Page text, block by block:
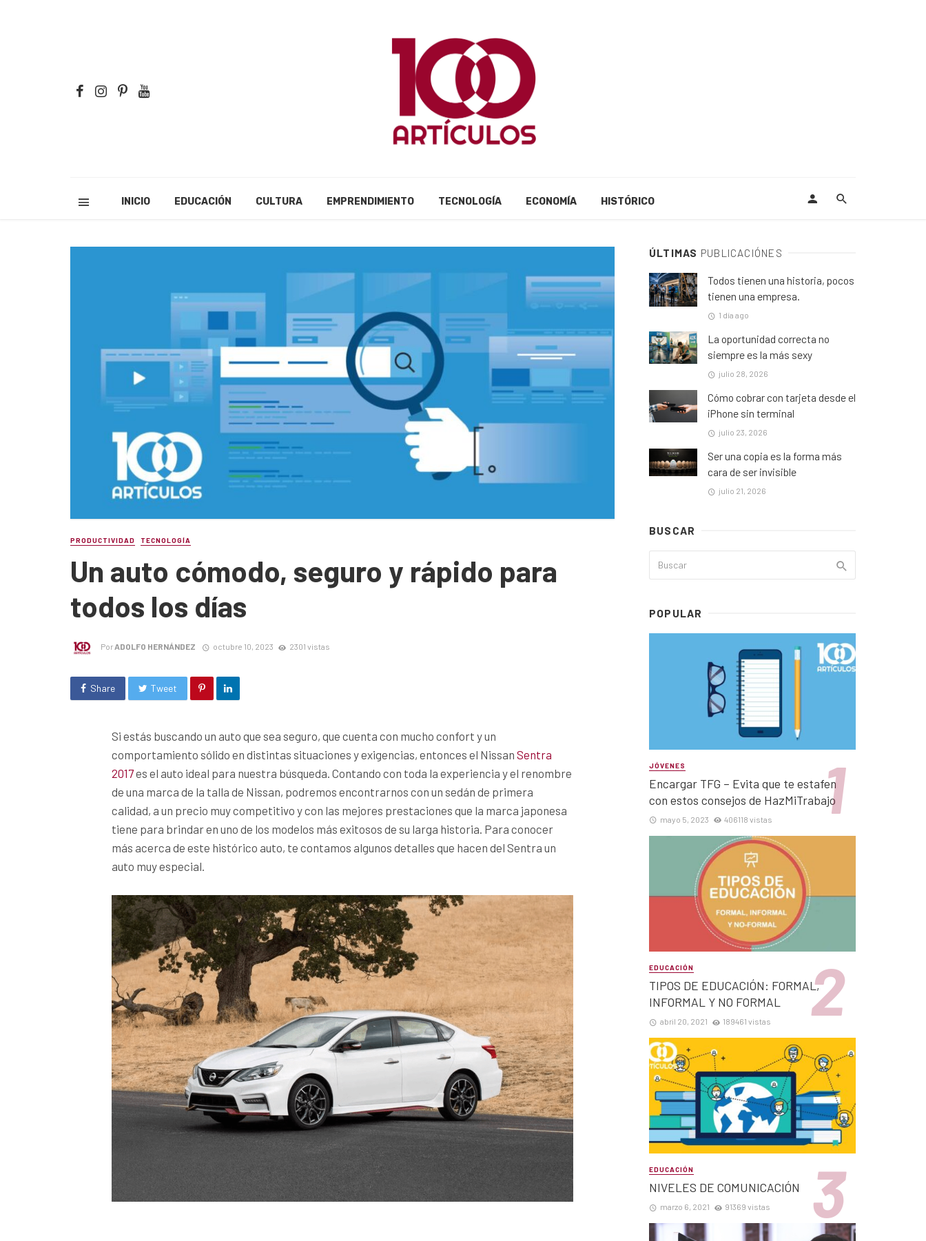
INICIO EDUCACIÓN CULTURA EMPRENDIMIENTO TECNOLOGÍA ECONOMÍA HISTÓRICO
PRODUCTIVIDAD TECNOLOGÍA
Un auto cómodo, seguro y rápido para
todos los días
Por ADOLFO HERNÁNDEZ octubre 10, 2023 2301 vistas
Share Tweet
Si estás buscando un auto que sea seguro, que cuenta con mucho confort y un
comportamiento sólido en distintas situaciones y exigencias, entonces el Nissan Sentra
2017es el auto ideal para nuestra búsqueda. Contando con toda la experiencia y el renombre
de una marca de la talla de Nissan, podremos encontrarnos con un sedán de primera
calidad, a un precio muy competitivo y con las mejores prestaciones que la marca japonesa
tiene para brindar en uno de los modelos más exitosos de su larga historia. Para conocer
más acerca de este histórico auto, te contamos algunos detalles que hacen del Sentra un
auto muy especial.
ÚLTIMAS PUBLICACIÓNES
Todos tienen una historia, pocos
tienen una empresa.
1 día ago
La oportunidad correcta no
siempre es la más sexy
julio 28, 2026
Cómo cobrar con tarjeta desde el
iPhone sin terminal
julio 23, 2026
Ser una copia es la forma más
cara de ser invisible
julio 21, 2026
BUSCAR
POPULAR
JÓVENES
Encargar TFG – Evita que te estafen
con estos consejos de HazMiTrabajo
mayo 5, 2023 406118 vistas
EDUCACIÓN
TIPOS DE EDUCACIÓN: FORMAL,
INFORMAL Y NO FORMAL
abril 20, 2021 189461 vistas
EDUCACIÓN
NIVELES DE COMUNICACIÓN
marzo 6, 2021 91369 vistas